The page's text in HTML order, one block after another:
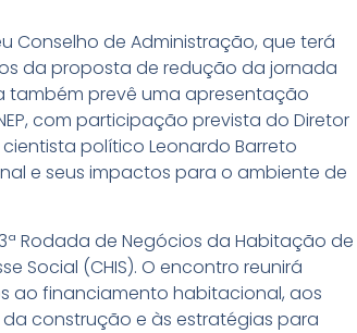
Conselho de Administração, que terá
da proposta de redução da jornada
também prevê uma apresentação
com participação prevista do Diretor
cientista político Leonardo Barreto
e seus impactos para o ambiente de
Rodada de Negócios da Habitação de
Social (CHIS). O encontro reunirá
ao financiamento habitacional, aos
construção e às estratégias para